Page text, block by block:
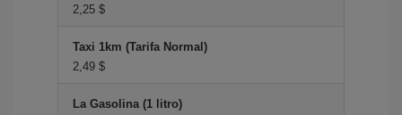
2,25 $
Taxi 1km (Tarifa Normal)
2,49 $
La Gasolina (1 litro)